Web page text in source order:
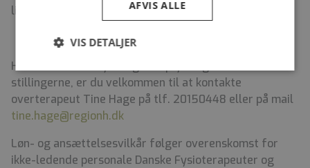
linket på denne side.
Har du behov for yderligere oplysninger om
stillingerne, er du velkommen til at kontakte
overterapeut Tine Hage på tlf. 20150448 eller på mail
tine.hage@regionh.dk
Løn- og ansættelsesvilkår følger overenskomst for
ikke-ledende personale Danske Fysioterapeuter og
AFVIS ALLE
VIS DETALJER